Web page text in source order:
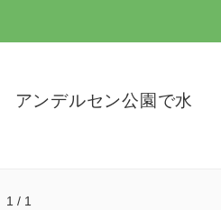
アンデルセン公園で水
1 / 1